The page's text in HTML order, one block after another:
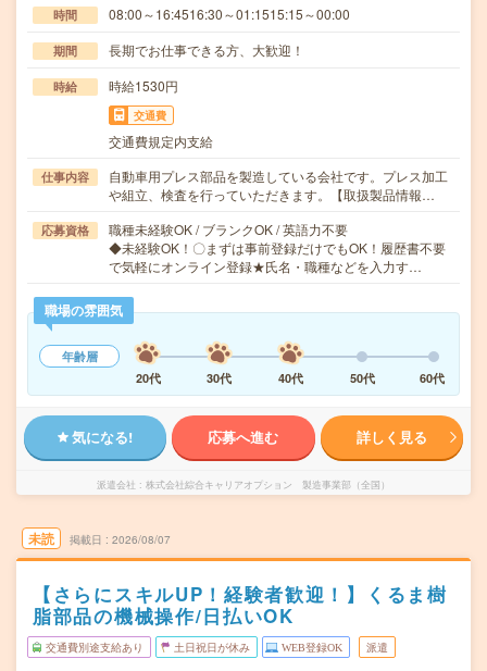
時間 08:00～16:4516:30～01:1515:15～00:00
期間 長期でお仕事できる方、大歓迎！
時給 時給1530円
交通費
交通費規定内支給
仕事内容
自動車用プレス部品を製造している会社です。プレス加工
や組立、検査を行っていただきます。【取扱製品情報…
応募資格
職種未経験OK / ブランクOK / 英語力不要
◆未経験OK！〇まずは事前登録だけでもOK！履歴書不要
で気軽にオンライン登録★氏名・職種などを入力す…
職場の雰囲気
年齢層
20代
30代 40代 50代 60代
気になる! 応募へ進む 詳しく見る
派遣会社 株式会社綜合キャリアオプション 製造事業部（全国）
未読 掲載日 2026/08/07
【さらにスキルUP！経験者歓迎！】くるま樹
脂部品の機械操作/日払いOK
交通費別途支給あり 土日祝日が休み WEB登録OK 派遣